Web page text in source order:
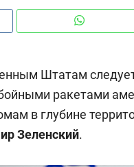
Штатам
ракетами
в глубине
Зеленский.
как